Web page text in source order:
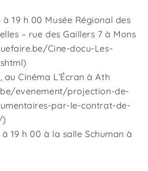
à 19 h 00 Musée Régional des
– rue des Gaillers 7 à Mons
Cine-docu-Les-
)
au Cinéma L’Écran à Ath
evenement/projection-de-
par-le-contrat-de-
)
19 h 00 à la salle Schuman à